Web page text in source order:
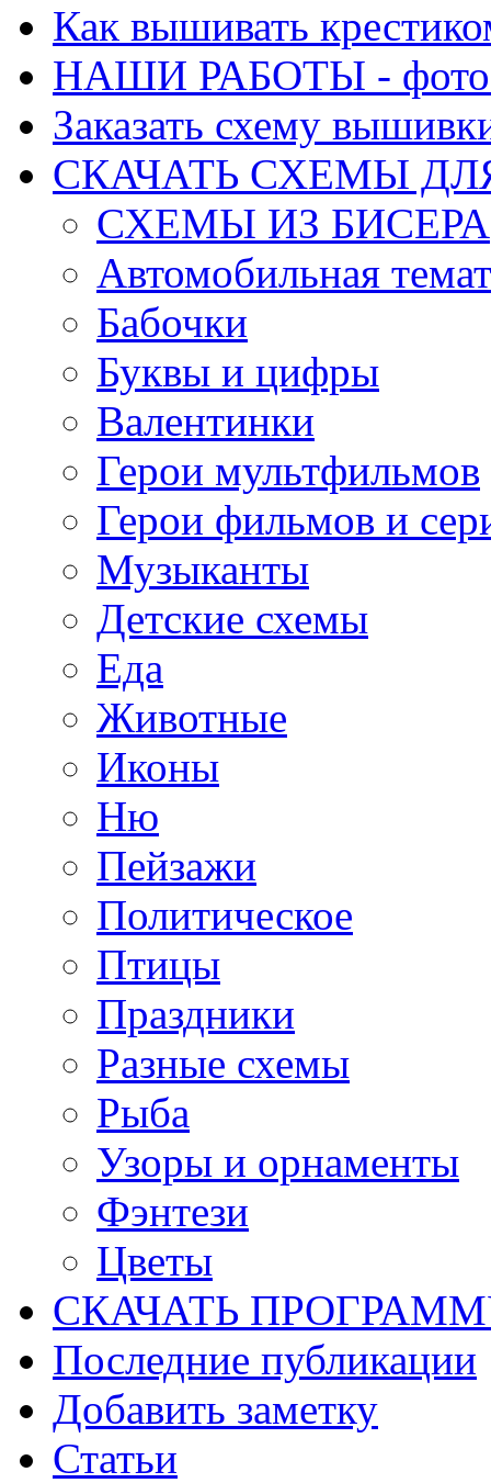
Как вышивать
НАШИ РАБОТЫ - фото
Заказать схему
СКАЧАТЬ СХЕМЫ
СХЕМЫ ИЗ БИСЕРА
Автомобильная
Бабочки
Буквы и цифры
Валентинки
Герои мультфильмов
Герои фильмов и
Музыканты
Детские схемы
Еда
Животные
Иконы
Ню
Пейзажи
Политическое
Птицы
Праздники
Разные схемы
Рыба
Узоры и орнаменты
Фэнтези
Цветы
СКАЧАТЬ
Последние публикации
Добавить заметку
Статьи